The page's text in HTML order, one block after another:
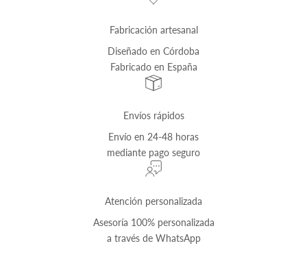
Fabricación artesanal
Diseñado en Córdoba
Fabricado en España
Envíos rápidos
Envío en 24-48 horas
mediante pago seguro
Atención personalizada
Asesoría 100% personalizada
a través de WhatsApp